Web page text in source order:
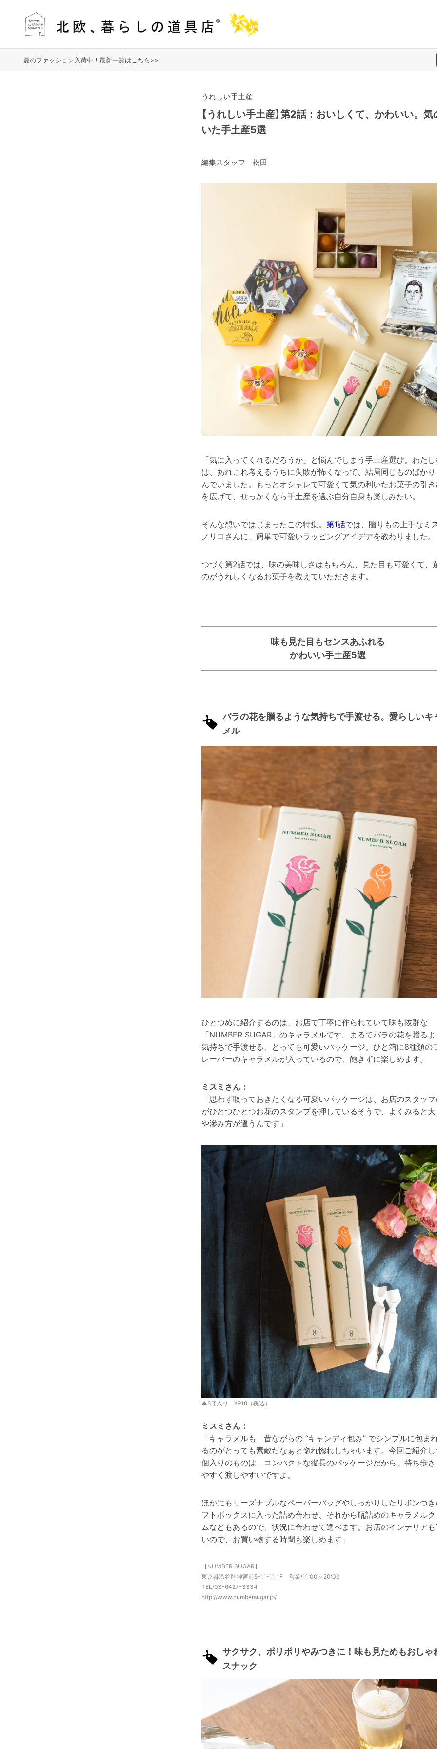
夏のファッション入荷中！最新一覧はこちら>>
うれしい手土産
【うれしい手土産】第2話：おいしくて、かわいい。気
いた手土産5選
編集スタッフ 松田
「気に入ってくれるだろうか」と悩んでしまう手土産選び。 わた
は、あれこれ考えるうちに失敗が怖くなって、結局同じものばか
んでいました。もっと オシャレで可愛くて気の利いたお菓子の引
を広げて、せっかくなら手土産を選ぶ自分自身も楽しみたい。
そんな想いではじまったこの特集。 第1話では、贈りもの上手なミ
ノリコさんに、簡単で可愛いラッピングアイデアを教わりました。
つづく第2話では、味の美味しさはもちろん、見た目も可愛くて、
のがうれしくなるお菓子を教えていただきます。
味も見た目もセンスあふれる
かわいい手土産5選
バラの花を贈るような気持ちで手渡せる。愛らしいキ
メル
ひとつめに紹介するのは、お店で丁寧に作られていて味も抜群な
「NUMBER SUGAR」のキャラメルです。まるでバラの花を贈る
気持ちで手渡せる、とっても可愛いパッケージ。 ひと箱に8種類の
レーバーのキャラメルが入っているので、飽きずに楽しめます。
ミスミさん：
「思わず取っておきたくなる可愛いパッケージは、お店のスタッ
がひとつひとつお花のスタンプを押しているそうで、よくみると
や滲み方が違うんです」
▲8個入り ¥918（税込）
ミスミさん：
「キャラメルも、昔ながらの “キャンディ包み” でシンプルに包ま
るのがとっても素敵だなぁと惚れ惚れしちゃいます。 今回ご紹介
個入りのものは、コンパクトな縦長のパッケージだから、持ち歩
やすく渡しやすいですよ。
ほかにもリーズナブルなペーパーバッグやしっかりしたリボンつ
フトボックスに入った詰め合わせ、それから瓶詰めのキャラメル
ムなどもあるので、状況に合わせて選べます。お店のインテリア
いので、お買い物する時間も楽しめます」
【NUMBER SUGAR】
東京都渋谷区神宮前5-11-11 1F 営業/11:00～20:00
TEL/03-6427-3334
http://www.numbersugar.jp/
サクサク、ポリポリやみつきに！味も見ためもおしゃ
スナック